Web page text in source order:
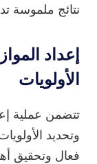
نتائج ملموسة
إعداد
الأولويات
تتضمن عملية
وتحديد
فعال وتحقيق